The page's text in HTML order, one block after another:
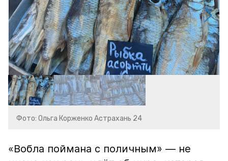
Фото: Ольга Корженко Астрахань 24
«Вобла поймана с поличным» — не